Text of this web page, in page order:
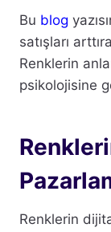
Bu blog
satışları
Renklerin
psikolojisine
Renklerin